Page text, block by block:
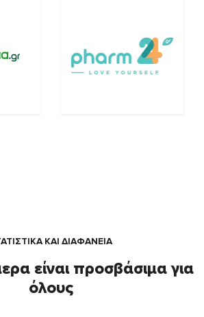
ΚΑΙ ΔΙΑΦΑΝΕΙΑ
είναι προσβάσιμα για
όλους